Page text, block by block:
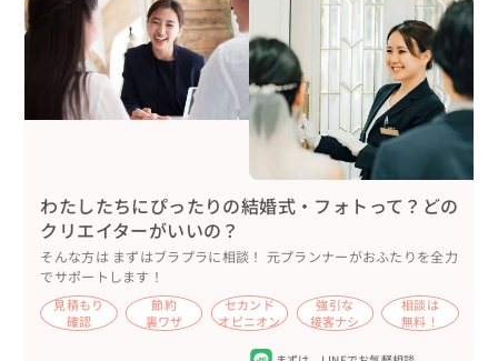
コーディネートは、グリーンとタンポポをメインに
ナチュラルな雰囲気に🌱
タンポポは新郎様の亡くなったお父様が研究していた思い
お父様もタンポポと一緒に見守っていてくれたと思いま
す。
新郎様の好きな”ロードバイク”と新婦様の好きな”パン
ダ”を合わせて、
マスコットキャラクターを作成🐼🚲
引出物バックやペーパーアイテムなど、
わたしたちにぴったりの結婚式・フォトって？どの
クリエイターがいいの？
そんな方は まずはブラプラに相談！ 元プランナーがおふたりを全力
でサポートします！
見積もり
確認
節約
裏ワザ
セカンド
オピニオン
強引な
接客ナシ
相談は
無料！